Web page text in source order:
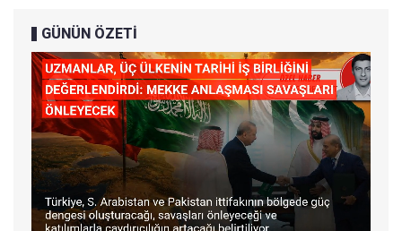
GÜNÜN ÖZETİ